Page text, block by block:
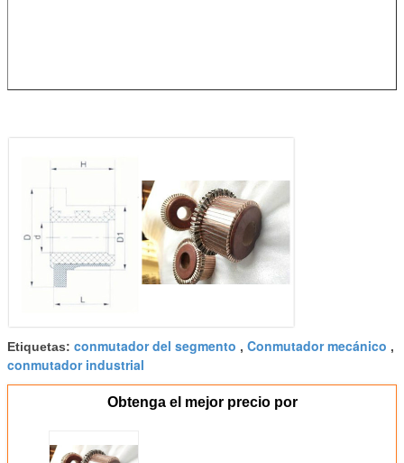
Etiquetas: conmutador del segmento , Conmutador mecánico ,
conmutador industrial
Obtenga el mejor precio por